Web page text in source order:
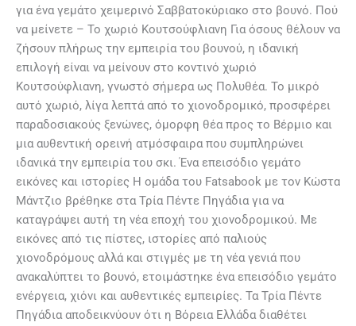
για ένα γεμάτο χειμερινό Σαββατοκύριακο στο βουνό. Πού
να μείνετε – Το χωριό Κουτσούφλιανη Για όσους θέλουν να
ζήσουν πλήρως την εμπειρία του βουνού, η ιδανική
επιλογή είναι να μείνουν στο κοντινό χωριό
Κουτσούφλιανη, γνωστό σήμερα ως Πολυθέα. Το μικρό
αυτό χωριό, λίγα λεπτά από το χιονοδρομικό, προσφέρει
παραδοσιακούς ξενώνες, όμορφη θέα προς το Βέρμιο και
μια αυθεντική ορεινή ατμόσφαιρα που συμπληρώνει
ιδανικά την εμπειρία του σκι. Ένα επεισόδιο γεμάτο
εικόνες και ιστορίες Η ομάδα του Fatsabook με τον Κώστα
Μάντζιο βρέθηκε στα Τρία Πέντε Πηγάδια για να
καταγράψει αυτή τη νέα εποχή του χιονοδρομικού. Με
εικόνες από τις πίστες, ιστορίες από παλιούς
χιονοδρόμους αλλά και στιγμές με τη νέα γενιά που
ανακαλύπτει το βουνό, ετοιμάστηκε ένα επεισόδιο γεμάτο
ενέργεια, χιόνι και αυθεντικές εμπειρίες. Τα Τρία Πέντε
Πηγάδια αποδεικνύουν ότι η Βόρεια Ελλάδα διαθέτει